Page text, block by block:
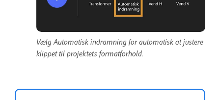
Vælg Automatisk indramning for automatisk at justere
klippet til projektets formatforhold.